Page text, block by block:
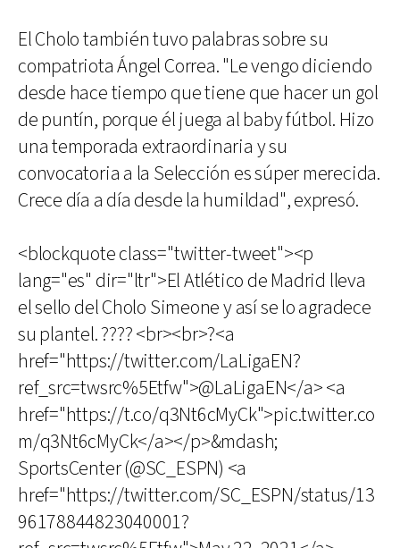
El Cholo también tuvo palabras sobre su
compatriota Ángel Correa. "Le vengo diciendo
desde hace tiempo que tiene que hacer un gol
de puntín, porque él juega al baby fútbol. Hizo
una temporada extraordinaria y su
convocatoria a la Selección es súper merecida.
Crece día a día desde la humildad", expresó.
<blockquote class="twitter-tweet"><p
lang="es" dir="ltr">El Atlético de Madrid lleva
el sello del Cholo Simeone y así se lo agradece
su plantel. ???? <br><br>?<a
href="https://twitter.com/LaLigaEN?
ref_src=twsrc%5Etfw">@LaLigaEN</a> <a
href="https://t.co/q3Nt6cMyCk">pic.twitter.co
m/q3Nt6cMyCk</a></p>&mdash;
SportsCenter (@SC_ESPN) <a
href="https://twitter.com/SC_ESPN/status/13
96178844823040001?